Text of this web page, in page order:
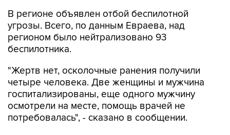
регионом было нейтрализовано 93
беспилотника.
"Жертв нет, осколочные ранения получили
госпитализированы, еще одного мужчину
осмотрели на месте, помощь врачей не
потребовалась", - сказано в сообщении.
Каксообщал губернатор ранее утром, из-за